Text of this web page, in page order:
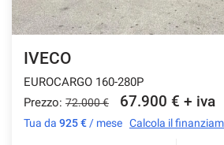
IVECO
EUROCARGO 160-280P
Prezzo: 72.000 € 67.900 € + iva
Tua da 925 € / mese Calcola il